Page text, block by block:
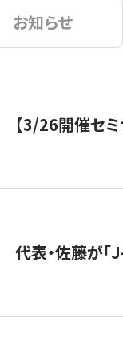
お知らせ
【3/26開催セ
代表・佐藤が